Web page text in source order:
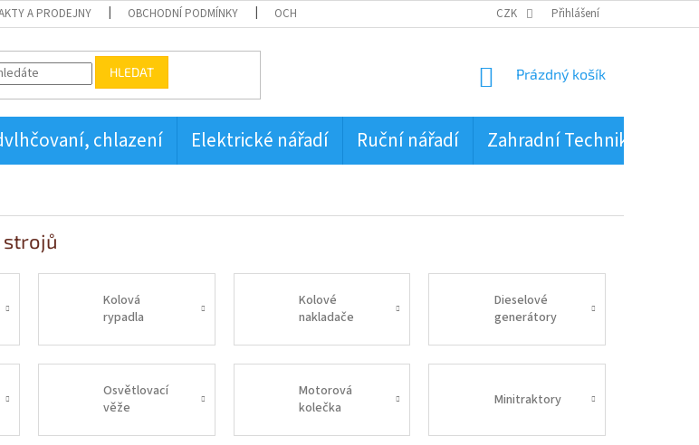
A PRODEJNY OBCHODNÍ PODMÍNKY OCHRANA OSOBNÍCH ÚDAJŮ CZK Přihlášení
HLEDAT
NÁKUPNÍ
Prázdný košík
chlazení Elektrické nářadí Ruční nářadí Zahradní Technika
strojů
Kolová
rypadla
Kolové
nakladače
Dieselové
generátory
Osvětlovací
věže
Motorová
kolečka
Minitraktory